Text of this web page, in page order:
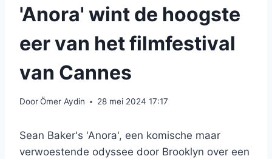
'Anora' wint de hoogste
eer van het filmfestival
van Cannes
DoorÖmer Aydin 28 mei 2024 17:17
Sean Baker's 'Anora', een komische maar
verwoestende odyssee door Brooklyn over een